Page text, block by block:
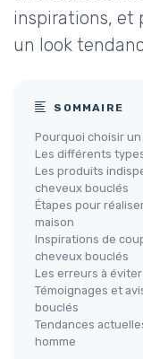
inspirations, et
un look
SOMMAIRE
Pourquoi choisir
Les différents
Les produits
cheveux bouclés
Étapes pour
maison
Inspirations de
cheveux bouclés
Les erreurs à
Témoignages et
bouclés
Tendances
homme